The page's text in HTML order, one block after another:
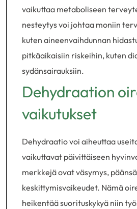
vaikuttaa metaboliseen
nesteytys voi johtaa moniin
kuten aineenvaihdunnan
pitkäaikaisiin riskeihin, kuten
sydänsairauksiin.
Dehydraation
vaikutukset
Dehydraatio voi aiheuttaa
vaikuttavat päivittäiseen
merkkejä ovat väsymys,
keskittymisvaikeudet. Nämä
heikentää suorituskykyä niin